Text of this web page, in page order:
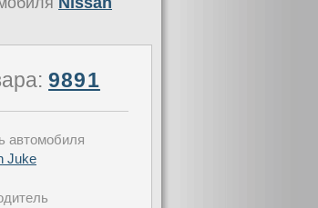
9891
автомобиля
Juke